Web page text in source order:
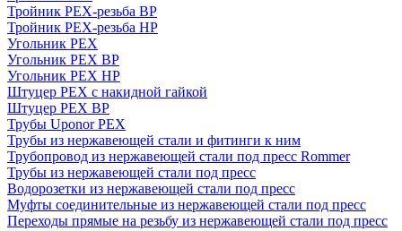
Тройник PEX-резьба ВР
Тройник PEX-резьба НР
Угольник PEX
Угольник PEX ВР
Угольник PEX НР
Штуцер PEX c накидной гайкой
Штуцер PEX ВР
Трубы Uponor PEX
Трубы из нержавеющей стали и фитинги к ним
Трубопровод из нержавеющей стали под пресс Rommer
Трубы из нержавеющей стали под пресс
Водорозетки из нержавеющей стали под пресс
Муфты соединительные из нержавеющей стали под пресс
Переходы прямые на резьбу из нержавеющей стали под пресс